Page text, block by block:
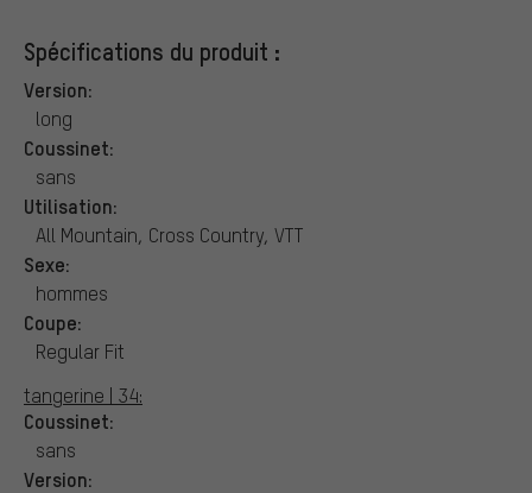
Spécifications du produit :
Version:
long
Coussinet:
sans
Utilisation:
All Mountain, Cross Country, VTT
Sexe:
hommes
Coupe:
Regular Fit
tangerine | 34:
Coussinet:
sans
Version: